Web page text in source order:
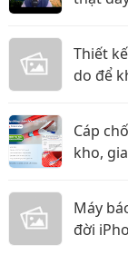
Thiết
do để
Cáp
kho,
Máy
đời